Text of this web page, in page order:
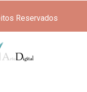
Reservados